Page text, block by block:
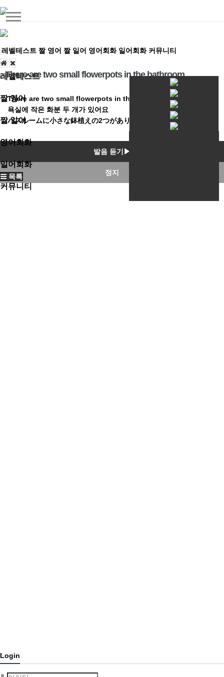
레벨테스트
짤 영어
짤 일어
영어회화
일어회화
커뮤니티
레벨테스트 짤 영어 짤 일어 영어회화 일어회화 커뮤니티
There are two small flowerpots in the bathroom
There are two small flowerpots in the bathroom
욕실에 작은 화분 두 개가 있어요
バスルームに小さな鉢植えの2つがあります。
발음 듣기▶
정지
목록
Login